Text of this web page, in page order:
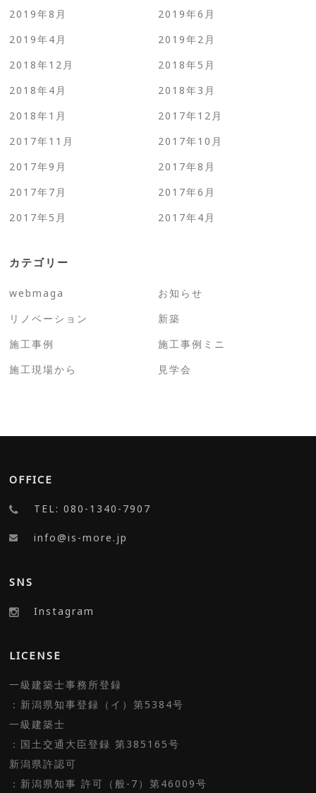
2019年8月
2019年6月
2019年4月
2019年2月
2018年12月
2018年5月
2018年4月
2018年3月
2018年1月
2017年12月
2017年11月
2017年10月
2017年9月
2017年8月
2017年7月
2017年6月
2017年5月
2017年4月
カテゴリー
webmaga
お知らせ
リノベーション
新築
施工事例
施工事例ミニ
施工現場から
見学会
OFFICE
TEL: 080-1340-7907
info@is-more.jp
SNS
Instagram
LICENSE
一級建築士事務所登録
：新潟県知事登録（イ）第5384号
一級建築士
：国土交通大臣登録 第385165号
新潟県許認可
：新潟県知事 許可（般-7）第46009号